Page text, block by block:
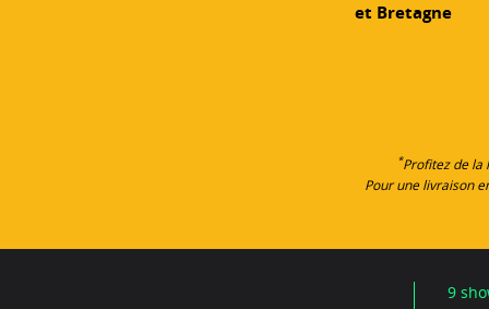
et Bretagne
*Profitez de la
Pour une livraison
9